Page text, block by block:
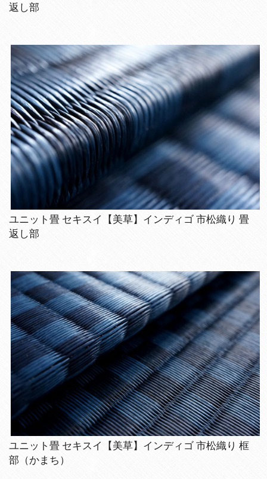
返し部
ユニット畳 セキスイ【美草】インディゴ 市松織り 畳
返し部
ユニット畳 セキスイ【美草】インディゴ 市松織り 框
部（かまち）